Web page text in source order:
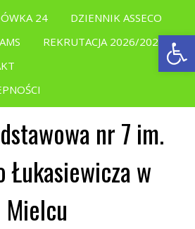
24
DZIENNIK ASSECO
REKRUTACJA 2026/2027
nr 7 im.
Łukasiewicza w
Mielcu